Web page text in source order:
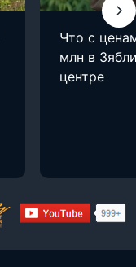
Что с
млн в
центре